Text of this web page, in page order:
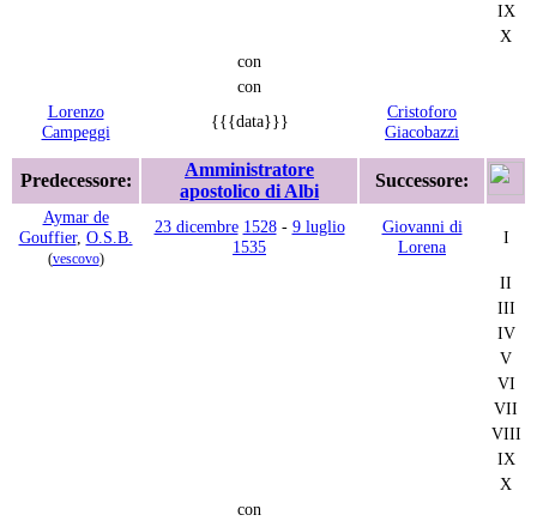
IX
X
con
con
Lorenzo
Campeggi
{{{data}}}
Cristoforo
Giacobazzi
Predecessore:
Amministratore
apostolico di Albi
Successore:
Aymar de
Gouffier, O.S.B.
(vescovo)
23 dicembre 1528- 9 luglio
1535
Giovanni di
Lorena
I
II
III
IV
V
VI
VII
VIII
IX
X
con